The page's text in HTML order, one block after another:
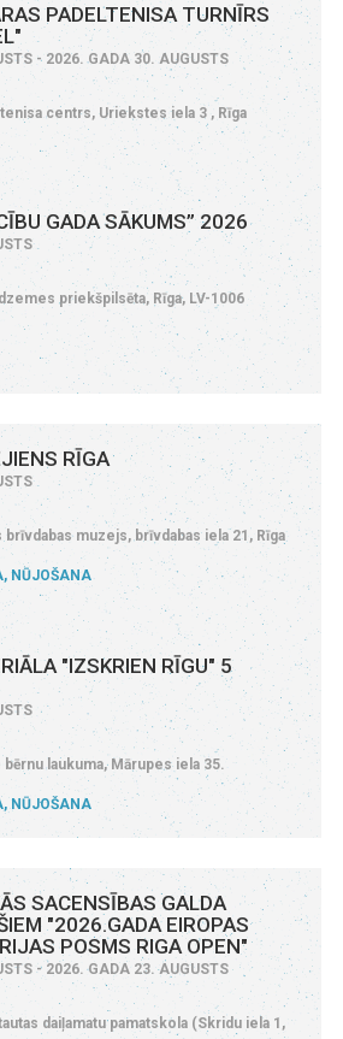
PADELTENISA TURNĪRS
- 2026. GADA 30. AUGUSTS
centrs, Uriekstes iela 3 , Rīga
GADA SĀKUMS” 2026
priekšpilsēta, Rīga, LV-1006
RĪGA
muzejs, brīvdabas iela 21, Rīga
NŪJOŠANA
"IZSKRIEN RĪGU" 5
laukuma, Mārupes iela 35.
NŪJOŠANA
SACENSĪBAS GALDA
"2026.GADA EIROPAS
POSMS RIGA OPEN"
- 2026. GADA 23. AUGUSTS
daiļamatu pamatskola (Skridu iela 1,